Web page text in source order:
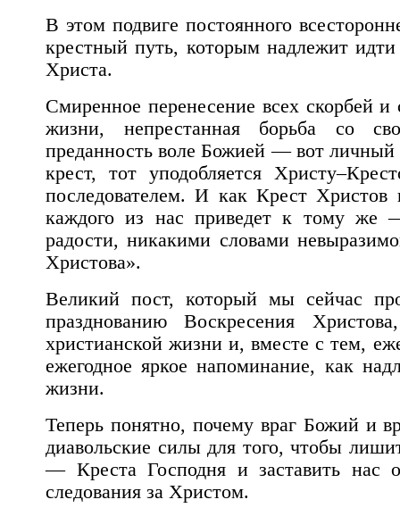
В этом подвиге постоянного
крестный путь, которым надлежит
Христа.
Смиренное перенесение всех скорбей
жизни, непрестанная борьба со
преданность воле Божией — вот личный
крест, тот уподобляется
последователем. И как Крест
каждого из нас приведет к тому же
радости, никакими словами
Христова».
Великий пост, который мы сейчас
празднованию Воскресения
христианской жизни и, вместе с тем,
ежегодное яркое напоминание, как
жизни.
Теперь понятно, почему враг Божий и
диавольские силы для того, чтобы
— Креста Господня и заставить нас
следования за Христом.